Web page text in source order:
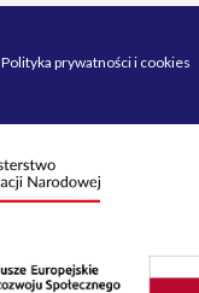
Polityka prywatności i cookies